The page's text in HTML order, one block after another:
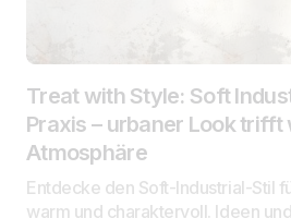
Treat with Style: Soft
Praxis – urbaner Look trifft
Atmosphäre
Entdecke den Soft-Industrial-Stil
warm und charaktervoll. Ideen